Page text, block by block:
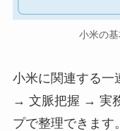
小米の
小米に関連する一
→ 文脈把握 → 実
プで整理できます